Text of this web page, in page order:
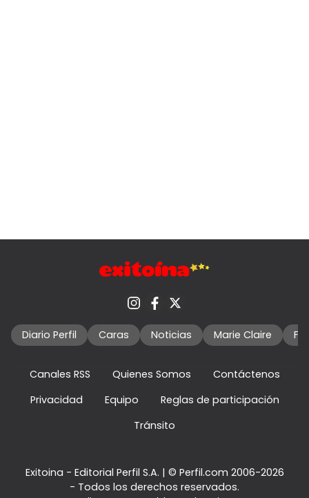
Diario Perfil Caras Noticias Marie Claire
Canales RSS Quienes Somos
Contáctenos
Privacidad
Equipo
Reglas de participación
Tránsito
Exitoina - Editorial Perfil S.A. | © Perfil.com 2006-2026
- Todos los derechos reservados.